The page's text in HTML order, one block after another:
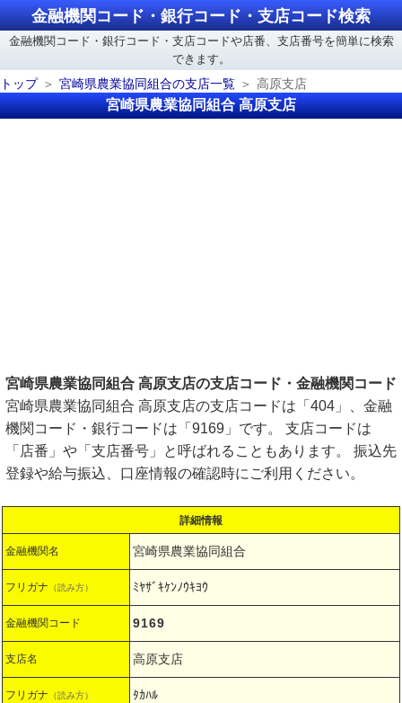
金融機関コード・銀行コード・支店コード検索
金融機関コード・銀行コード・支店コードや店番、支店番号を簡単に検索
できます。
トップ
宮崎県農業協同組合の支店一覧 高原支店
宮崎県農業協同組合 高原支店
宮崎県農業協同組合 高原支店の支店コード・金融機関コード
宮崎県農業協同組合 高原支店の支店コードは「404」、金融
機関コード・銀行コードは「9169」です。 支店コードは
「店番」や「支店番号」と呼ばれることもあります。 振込先
登録や給与振込、口座情報の確認時にご利用ください。
詳細情報
金融機関名 宮崎県農業協同組合
フリガナ （読み方） ﾐﾔｻﾞｷｹﾝﾉｳｷﾖｳ
金融機関コード 9169
支店名 高原支店
フリガナ （読み方） ﾀｶﾊﾙ